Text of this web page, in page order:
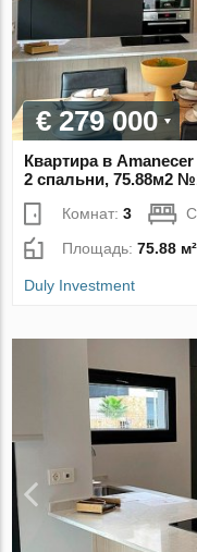
€ 279 000
Квартира в
2 спальни, 75.88м2
Комнат:3
Площадь:75.88 м²
Duly Investment